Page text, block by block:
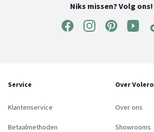
Niks missen? Volg ons!
Service
Klantenservice
Betaalmethoden
Over Volero
Over ons
Showrooms